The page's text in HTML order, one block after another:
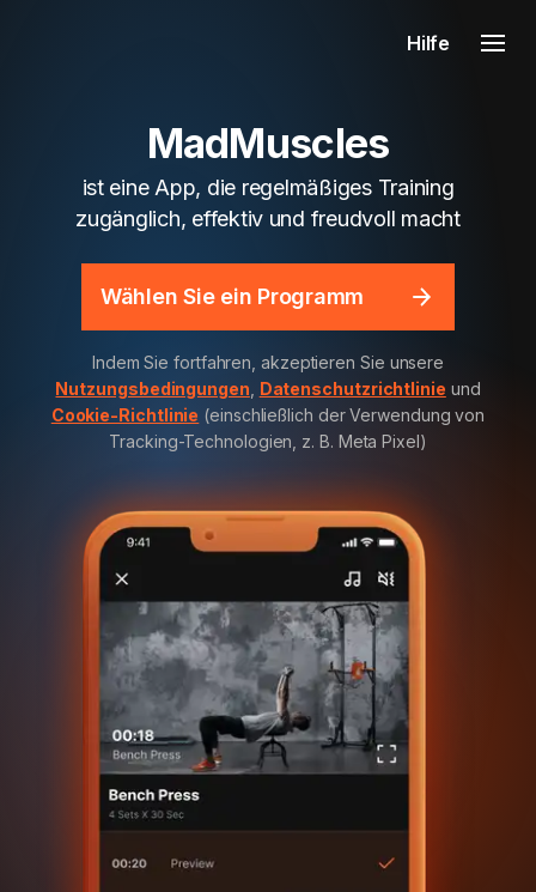
Hilfe
MadMuscles
ist eine App, die regelmäßiges Training
zugänglich, effektiv und freudvoll macht
Wählen Sie ein Programm
Indem Sie fortfahren, akzeptieren Sie unsere
Nutzungsbedingungen Datenschutzrichtlinie und
Cookie-Richtlinie (einschließlich der Verwendung von
Tracking-Technologien, z. B. Meta Pixel)